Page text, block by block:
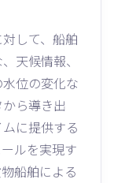
して、船舶
天候情報、
位の変化な
ら導き出
に提供する
ルを実現す
船舶による